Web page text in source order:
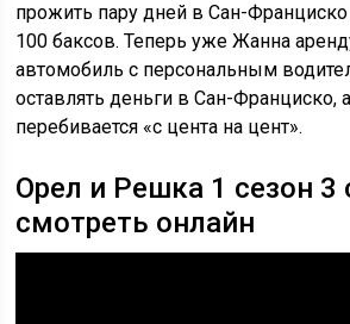
прожить пару дней в Сан-
100 баксов. Теперь уже Жанна
автомобиль с персональным
оставлять деньги в Сан-Франциско,
перебивается «с цента на цент».
Орел и Решка 1 сезон 3
смотреть онлайн